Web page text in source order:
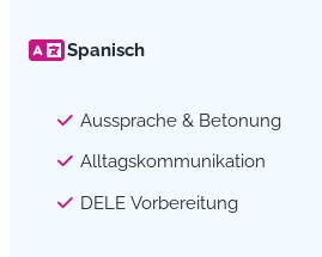
Spanisch
Aussprache & Betonung
Alltagskommunikation
DELE Vorbereitung